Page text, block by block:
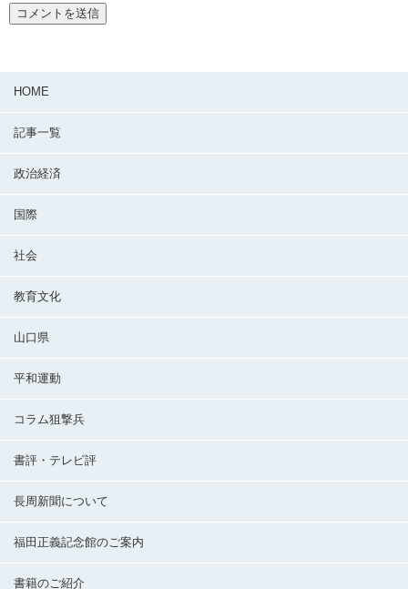
HOME
記事一覧
政治経済
国際
社会
教育文化
山口県
平和運動
コラム狙撃兵
書評・テレビ評
長周新聞について
福田正義記念館のご案内
書籍のご紹介